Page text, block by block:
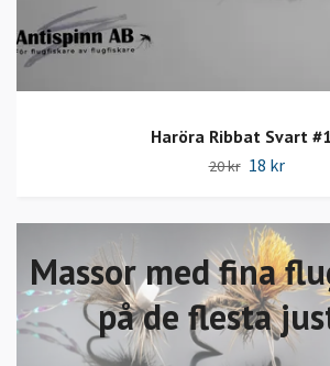
Massor med fina
på de flesta
Haröra Ribbat Svart
20 kr 18 kr